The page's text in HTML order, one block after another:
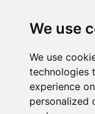
We use
We use
technologies
experience
personalized
APIE MANE